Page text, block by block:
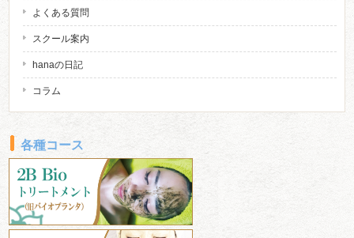
よくある質問
スクール案内
hanaの日記
コラム
各種コース